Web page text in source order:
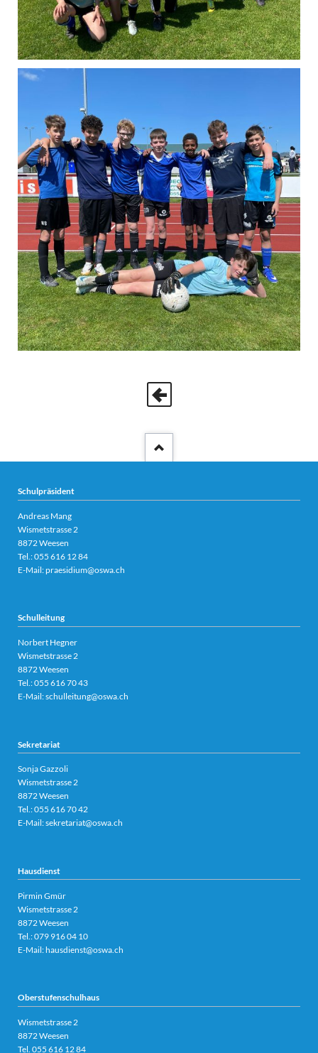
Schulpräsident
Andreas Mang
Wismetstrasse 2
8872 Weesen
Tel.:055 616 12 84
E-Mail:praesidium@oswa.ch
Schulleitung
Norbert Hegner
Wismetstrasse 2
8872 Weesen
Tel.:055 616 70 43
E-Mail:schulleitung@oswa.ch
Sekretariat
Sonja Gazzoli
Wismetstrasse 2
8872 Weesen
Tel.:055 616 70 42
E-Mail:sekretariat@oswa.ch
Hausdienst
Pirmin Gmür
Wismetstrasse 2
8872 Weesen
Tel.: 079 916 04 10
E-Mail:hausdienst@oswa.ch
Oberstufenschulhaus
Wismetstrasse 2
8872 Weesen
Tel. 055 616 12 84